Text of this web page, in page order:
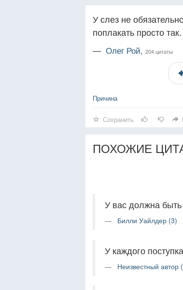
У слез не
поплакать просто так.
— Олег Рой, 204 цитаты
Причина
Сохранить
ПОХОЖИЕ
У вас должна быть
Билли Уайлдер (3)
У каждого
Неизвестный автор